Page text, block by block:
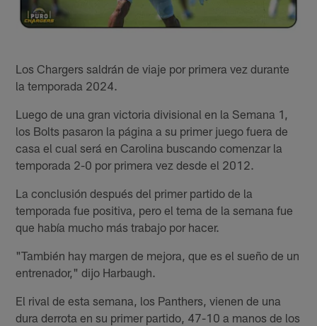
Los Chargers saldrán de viaje por primera vez durante
la temporada 2024.
Luego de una gran victoria divisional en la Semana 1,
los Bolts pasaron la página a su primer juego fuera de
casa el cual será en Carolina buscando comenzar la
temporada 2-0 por primera vez desde el 2012.
La conclusión después del primer partido de la
temporada fue positiva, pero el tema de la semana fue
que había mucho más trabajo por hacer.
"También hay margen de mejora, que es el sueño de un
entrenador," dijo Harbaugh.
El rival de esta semana, los Panthers, vienen de una
dura derrota en su primer partido, 47-10 a manos de los